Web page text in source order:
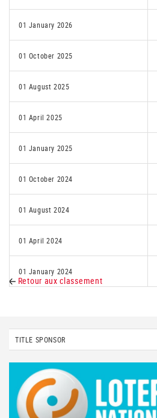
01 January 2026
01 October 2025
01 August 2025
01 April 2025
01 January 2025
01 October 2024
01 August 2024
01 April 2024
01 January 2024
Retour aux classement
TITLE SPONSOR